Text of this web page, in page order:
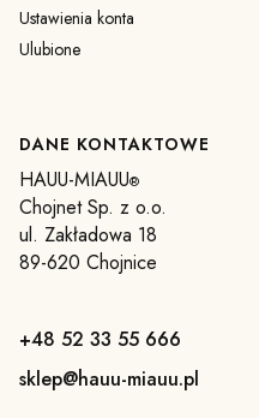
Ustawienia konta
Ulubione
DANE KONTAKTOWE
HAUU-MIAUU®
Chojnet Sp. z o.o.
ul. Zakładowa 18
89-620 Chojnice
+48 52 33 55 666
sklep@hauu-miauu.pl